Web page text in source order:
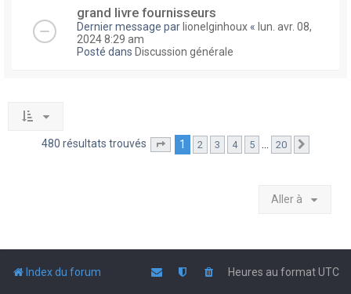
grand livre fournisseurs
Dernier message par lionelginhoux « lun. avr. 08,
2024 8:29 am
Posté dans Discussion générale
480 résultats trouvés Page sur20
1 2 3 4 5 … 20
Aller à
Index du forum Heures au formatUTC